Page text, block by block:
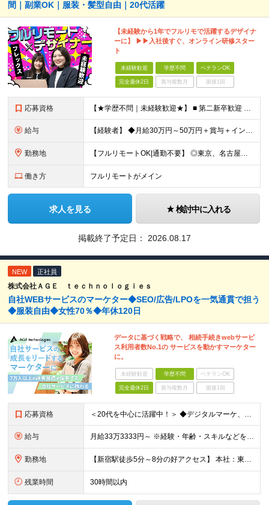
間｜副業OK｜服装・髪型自由｜20代活躍
【未経験から1年でフルリモで活躍するデザイナ
ーに】 ▶▶入社後すぐ、オンライン研修スター
ト
未経験歓迎 学歴不問 ベテランOK
完全週休2日 賞与複数月 面接1回
応募資格 【★学歴不問｜未経験歓迎★】 ■ 第二新卒歓迎 ■ フリーター・社会人未経験OK ■ デザイナー経験は一切不問！ ■ タイピングが苦手でもOK！ ＼3つ以上当てはまった方はぜひご応募を／ □
給与 【経験者】 ◆月給30万円～50万円＋賞与＋インセンティブ＋残業代全額支給 【未経験者】 ◆北海道エリア： 月給20万7,984円～＋賞与＋インセンティブ＋残業代全額支給 ◆東北エリア(青森
勤務地 【フルリモートOK|通勤不要】 ◎東京、名古屋、大阪、福岡を中心とした全国のプロジェクト先にて好きな場所で働けます！ ◆本社 東京都渋谷区道玄坂1-12-1 渋谷マークシティ22F ※未経験者は各
働き方 フルリモートがメイン
求人を見る 検討中に入れる
掲載終了予定日： 2026.08.17
NEW 正社員
株式会社ＡＧＥ ｔｅｃｈｎｏｌｏｇｉｅｓ
自社WEBサービスのマーケター◆SEO/広告/LPOを一気通貫で担う
◆服装自由◆女性70％◆年休120日
データに基づく戦略で、 相続手続きwebサービ
ス利用者数No.1の サービスを動かすマーケター
に。
未経験歓迎 学歴不問 ベテランOK
完全週休2日 賞与複数月 面接1回
応募資格 ＜20代を中心に活躍中！＞ ◆デジタルマーケ、WEB広告（リスティング・ディスプレイ等）のディレクション・運用経験（2年以上） ◆SEO/AIOの実務知識、ディレクション経験2年以上 ◆GA4・サーチ
給与 月給33万3333円～ ※経験・年齢・スキルなどを考慮の上、当社規定により決定いたします ※試用期間3ヵ月あり（期間中の待遇に変更はありません） ※上記には固定残業代（￥81,600～・45時間分を
勤務地 【新宿駅徒歩5分～8分の好アクセス】 本社：東京都新宿区西新宿7丁目3−4 アソルティ西新宿 2F ※転勤なし ※変更の範囲：上記を除く当社関連勤務地
残業時間 30時間以内